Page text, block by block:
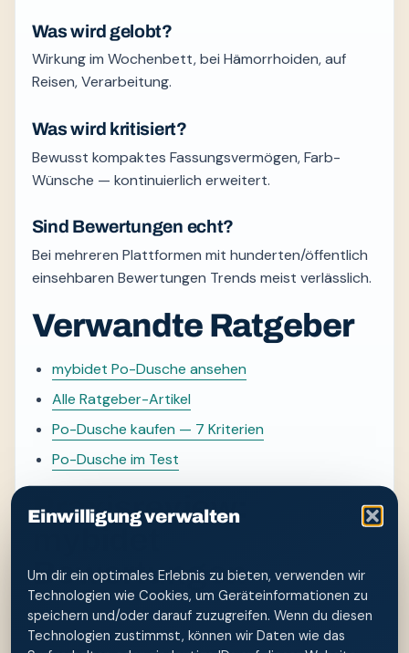
Einwilligung verwalten
Um dir ein optimales Erlebnis zu bieten, verwenden wir
Technologien wie Cookies, um Geräteinformationen zu
speichern und/oder darauf zuzugreifen. Wenn du diesen
Technologien zustimmst, können wir Daten wie das
Was wird gelobt?
Wirkung im Wochenbett, bei Hämorrhoiden, auf
Reisen, Verarbeitung.
Was wird kritisiert?
Bewusst kompaktes Fassungsvermögen, Farb-
Wünsche — kontinuierlich erweitert.
Sind Bewertungen echt?
Bei mehreren Plattformen mit hunderten/öffentlich
einsehbaren Bewertungen Trends meist verlässlich.
Verwandte Ratgeber
mybidet Po-Dusche ansehen
Alle Ratgeber-Artikel
Po-Dusche kaufen — 7 Kriterien
Po-Dusche im Test
Praxisreview:
Bewertungen
Für diesen Artikel wurde geprüft, ob die Überschrift
eine konkrete Entscheidung ermöglicht. Der